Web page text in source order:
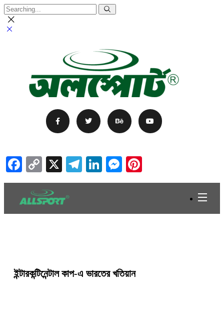
Facebook
Copy
Link
X Telegram
LinkedIn
Messenger
ইন্টারকন্টিনেন্টাল কাপ-এ ভারতের খতিয়ান